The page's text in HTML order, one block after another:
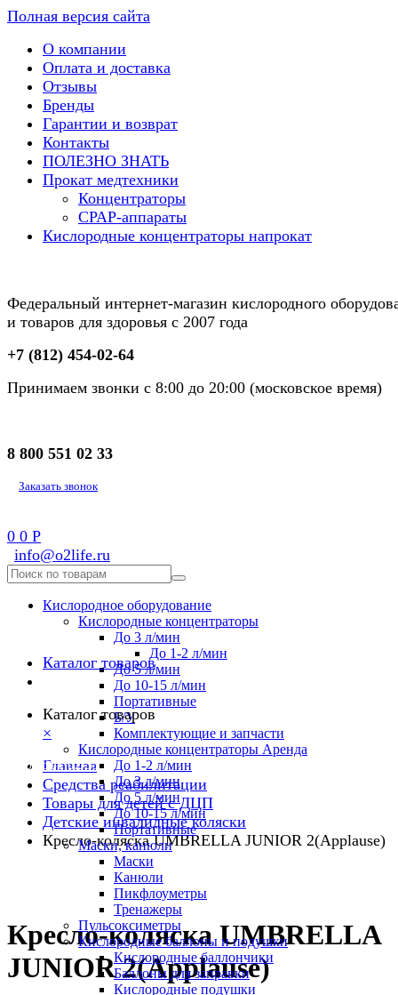
Полная версия сайта
О компании
Оплата и доставка
Отзывы
Бренды
Гарантии и возврат
Контакты
ПОЛЕЗНО ЗНАТЬ
Прокат медтехники
Концентраторы
CPAP-аппараты
Кислородные концентраторы напрокат
Федеральный интернет-магазин кислородного
и товаров для здоровья с 2007 года
+7 (812) 454-02-64
Принимаем звонки с 8:00 до 20:00 (московское время)
8 800 551 02 33
Заказать звонок
0 0 Р
info@o2life.ru
Кислородное оборудование
Кислородные концентраторы
До 3 л/мин
До 1-2 л/мин
До 5 л/мин
До 10-15 л/мин
Портативные
Б/У
Комплектующие и запчасти
Кислородные концентраторы Аренда
До 1-2 л/мин
До 3 л/мин
До 5 л/мин
До 10-15 л/мин
Портативные
Маски, канюли
Маски
Канюли
Пикфлоуметры
Тренажеры
Пульсоксиметры
Кислородные баллоны и подушки
Кислородные баллончики
Баллоны для заправки
Кислородные подушки
Каталог товаров
Каталог товаров
×
8 800 551 02 33
Главная
Средства реабилитации
Товары для детей с ДЦП
Детские инвалидные коляски
Кресло-коляска UMBRELLA JUNIOR 2(Applause)
Кресло-коляска UMBRELLA
JUNIOR 2(Applause)